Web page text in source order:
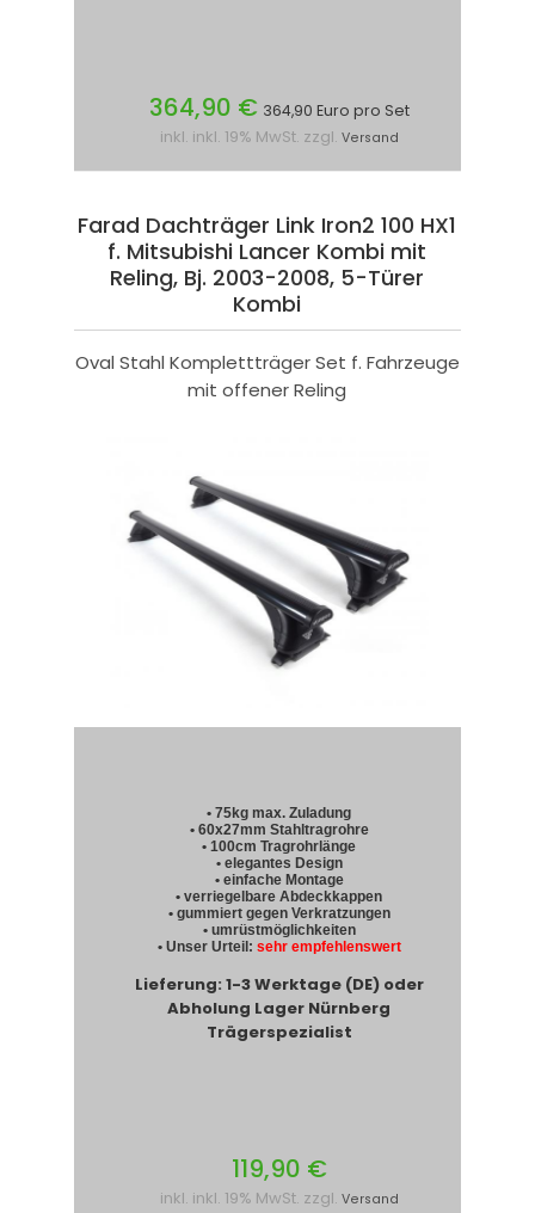
364,90 € 364,90 Euro pro Set
inkl. inkl. 19% MwSt. zzgl. Versand
Farad Dachträger Link Iron2 100 HX1
f. Mitsubishi Lancer Kombi mit
Reling, Bj. 2003-2008, 5-Türer
Kombi
Oval Stahl Komplettträger Set f. Fahrzeuge
mit offener Reling
• 75kg max. Zuladung
• 60x27mm Stahltragrohre
• 100cm Tragrohrlänge
• elegantes Design
• einfache Montage
• verriegelbare Abdeckkappen
• gummiert gegen Verkratzungen
• umrüstmöglichkeiten
• Unser Urteil: sehr empfehlenswert
Lieferung: 1-3 Werktage (DE) oder
Abholung Lager Nürnberg
Trägerspezialist
119,90 €
inkl. inkl. 19% MwSt. zzgl. Versand